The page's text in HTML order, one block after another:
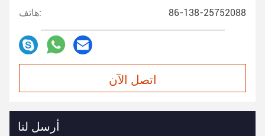
هاتف: 86-138-25752088
اتصل الآن
أرسل لنا